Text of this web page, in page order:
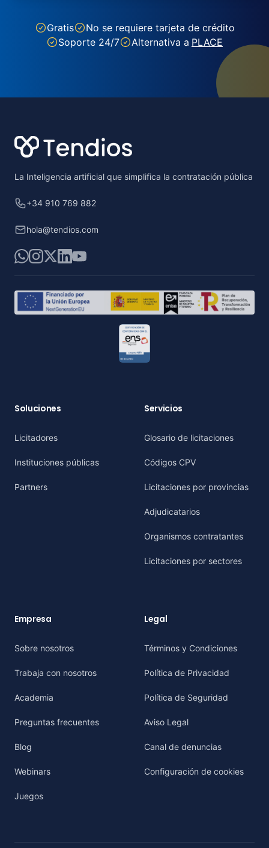
Gratis
No se requiere tarjeta de crédito
Soporte 24/7
Alternativa a PLACE
La Inteligencia artificial que simplifica la contratación pública
+34 910 769 882
hola@tendios.com
WhatsApp
Instagram
X LinkedIn
YouTube
Soluciones
Licitadores
Instituciones públicas
Partners
Servicios
Glosario de licitaciones
Códigos CPV
Licitaciones por provincias
Adjudicatarios
Organismos contratantes
Licitaciones por sectores
Empresa
Sobre nosotros
Trabaja con nosotros
Academia
Preguntas frecuentes
Blog
Webinars
Juegos
Legal
Términos y Condiciones
Política de Privacidad
Política de Seguridad
Aviso Legal
Canal de denuncias
Configuración de cookies